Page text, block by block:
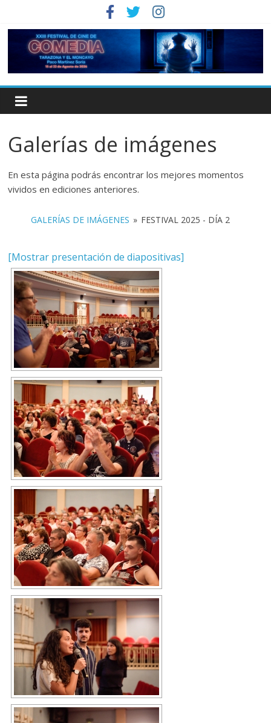
Galerías de imágenes
En esta página podrás encontrar los mejores momentos
vividos en ediciones anteriores.
GALERÍAS DE IMÁGENES » FESTIVAL 2025 - DÍA 2
[Mostrar presentación de diapositivas]